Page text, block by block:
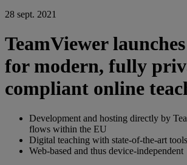
28 sept. 2021
TeamViewer
for modern, fully
compliant online
Development and hosting directly by
flows within the EU
Digital teaching with state-of-the-art tools
Web-based and thus device-independent